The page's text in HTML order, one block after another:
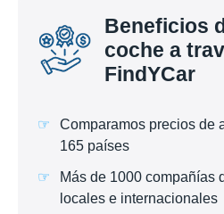
Beneficios
coche a
FindYCar
Comparamos precios de
165 países
Más de 1000 compañías
locales e internacionales